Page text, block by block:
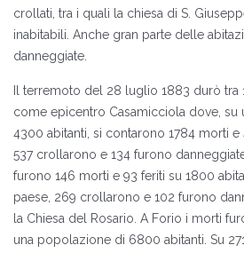
crollati, tra i quali la chiesa di S.
inabitabili. Anche gran parte delle
danneggiate.
Il terremoto del 28 luglio 1883 durò tra
come epicentro Casamicciola dove, su
4300 abitanti, si contarono 1784 morti e
537 crollarono e 134 furono
furono 146 morti e 93 feriti su 1800
paese, 269 crollarono e 102 furono
la Chiesa del Rosario. A Forio i morti
una popolazione di 6800 abitanti. Su